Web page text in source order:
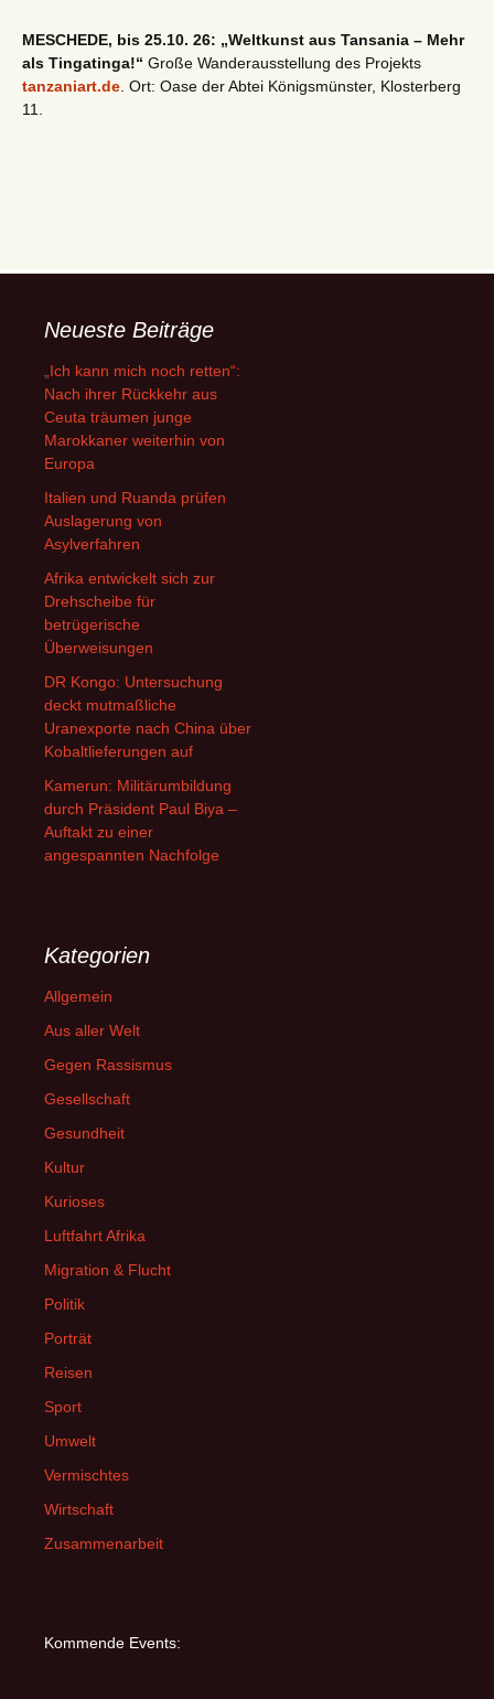
MESCHEDE, bis 25.10. 26: „Weltkunst aus Tansania – Mehr
als Tingatinga!“ Große Wanderausstellung des Projekts
tanzaniart.de . Ort: Oase der Abtei Königsmünster, Klosterberg
11.
Neueste Beiträge
„Ich kann mich noch retten“:
Nach ihrer Rückkehr aus
Ceuta träumen junge
Marokkaner weiterhin von
Europa
Italien und Ruanda prüfen
Auslagerung von
Asylverfahren
Afrika entwickelt sich zur
Drehscheibe für
betrügerische
Überweisungen
DR Kongo: Untersuchung
deckt mutmaßliche
Uranexporte nach China über
Kobaltlieferungen auf
Kamerun: Militärumbildung
durch Präsident Paul Biya –
Auftakt zu einer
angespannten Nachfolge
Kategorien
Allgemein
Aus aller Welt
Gegen Rassismus
Gesellschaft
Gesundheit
Kultur
Kurioses
Luftfahrt Afrika
Migration & Flucht
Politik
Porträt
Reisen
Sport
Umwelt
Vermischtes
Wirtschaft
Zusammenarbeit
Kommende Events: